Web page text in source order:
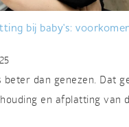
bij baby's:
beter dan genezen. Dat
en afplatting van